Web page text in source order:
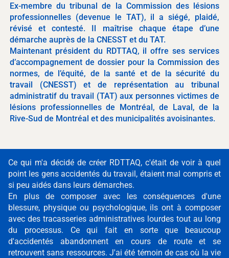
Ex-membre du tribunal de la Commission des lésions
professionnelles (devenue le TAT), il a siégé, plaidé,
révisé et contesté. Il maîtrise chaque étape d’une
démarche auprès de la CNESST et du TAT.
Maintenant président du RDTTAQ, il offre ses services
d’accompagnement de dossier pour la Commission des
normes, de l’équité, de la santé et de la sécurité du
travail (CNESST) et de représentation au tribunal
administratif du travail (TAT) aux personnes victimes de
lésions professionnelles de Montréal, de Laval, de la
Rive-Sud de Montréal et des municipalités avoisinantes.
Ce qui m'a décidé de créer RDTTAQ, c'était de voir à quel
point les gens accidentés du travail, étaient mal compris et
si peu aidés dans leurs démarches.
En plus de composer avec les conséquences d'une
blessure, physique ou psychologique, ils ont à composer
avec des tracasseries administratives lourdes tout au long
du processus. Ce qui fait en sorte que beaucoup
d'accidentés abandonnent en cours de route et se
retrouvent sans ressources. J'ai été témoin de cas où la vie